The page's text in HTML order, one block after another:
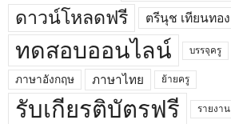
ดาวน์โหลดฟรี ตรีนุช เทียนทอง
ทดสอบออนไลน์ บรรจุครู
ภาษาอังกฤษ ภาษาไทย ย้ายครู
รับเกียรติบัตรฟรี รายงาน